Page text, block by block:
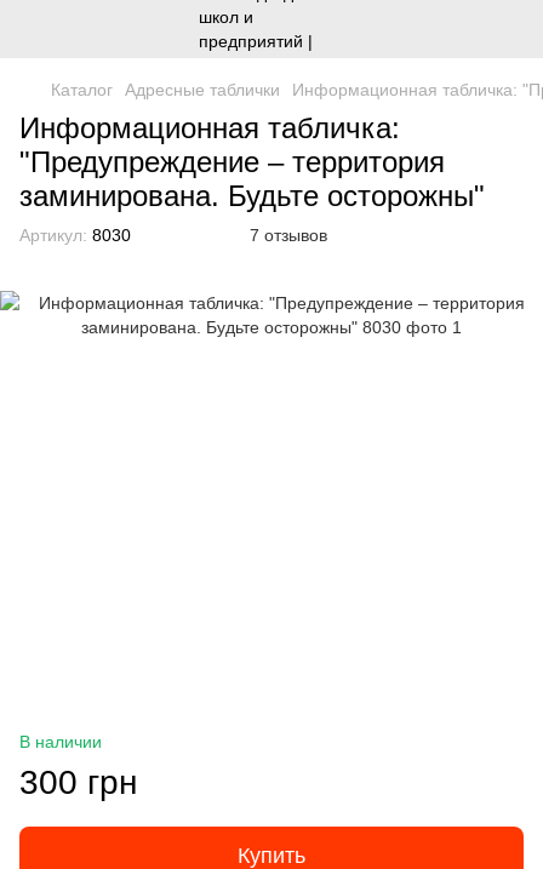
Каталог Адресные таблички Информационная табличка:
Информационная табличка:
"Предупреждение – территория
заминирована. Будьте осторожны"
Артикул: 8030 7 отзывов
В наличии
300 грн
Купить